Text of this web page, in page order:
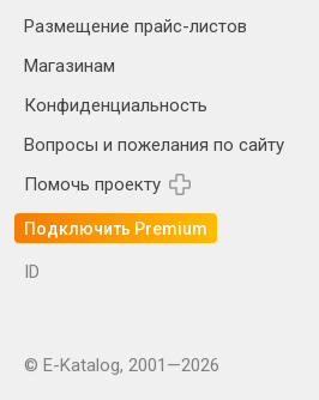
Размещение прайс-листов
Магазинам
Конфиденциальность
Вопросы и пожелания по сайту
Помочь проекту
Подключить Premium
ID
© E-Katalog, 2001—2026